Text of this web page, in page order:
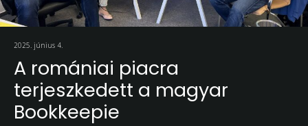
2025. június 4.
A romániai piacra
terjeszkedett a magyar
Bookkeepie